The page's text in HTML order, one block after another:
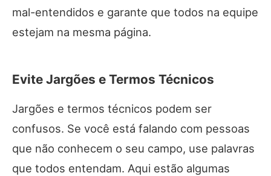
mal-entendidos e garante que todos na equipe
estejam na mesma página.
Evite Jargões e Termos Técnicos
Jargões e termos técnicos podem ser
confusos. Se você está falando com pessoas
que não conhecem o seu campo, use palavras
que todos entendam. Aqui estão algumas